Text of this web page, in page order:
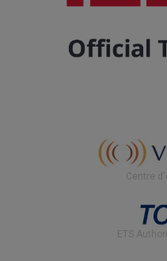
Centre
ETS